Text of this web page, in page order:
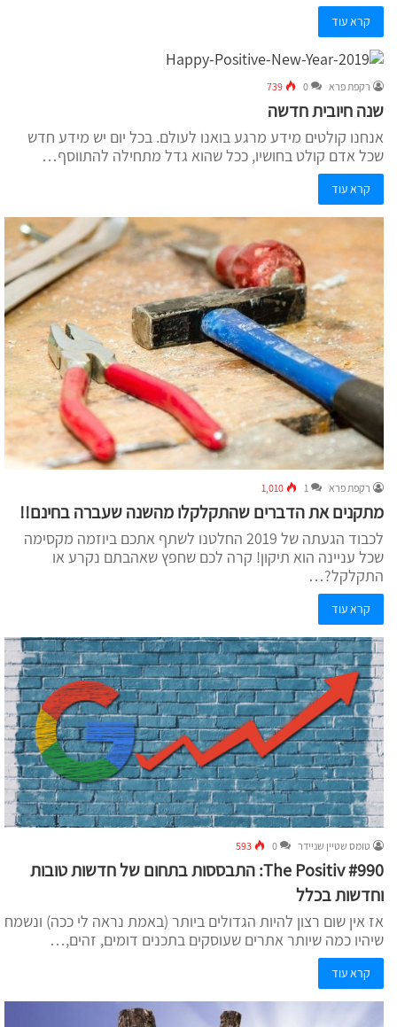
קרא עוד
רקפת פרא 0
739
שנה חיובית חדשה
אנחנו קולטים מידע מרגע בואנו לעולם. בכל יום יש מידע חדש
שכל אדם קולט בחושיו, ככל שהוא גדל מתחילה להתווסף…
קרא עוד
רקפת פרא 1
1,010
מתקנים את הדברים שהתקלקלו מהשנה שעברה בחינם!!
לכבוד הגעתה של 2019 החלטנו לשתף אתכם ביוזמה מקסימה
שכל עניינה הוא תיקון! קרה לכם שחפץ שאהבתם נקרע או
התקלקל?…
קרא עוד
טומס שטיין שניידר 0
593
The Positiv #990: התבססות בתחום של חדשות טובות
וחדשות בכלל
אז אין שום רצון להיות הגדולים ביותר (באמת נראה לי ככה) ונשמח
שיהיו כמה שיותר אתרים שעוסקים בתכנים דומים, זהים,…
קרא עוד